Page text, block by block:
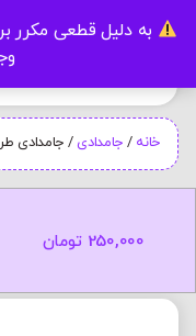
به دلیل قطعی مکرر
خانه / جامدادی / جامدادی طرح
250,000 تومان